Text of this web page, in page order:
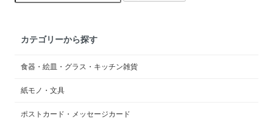
カテゴリーから探す
食器・絵皿・グラス・キッチン雑貨
紙モノ・文具
ポストカード・メッセージカード